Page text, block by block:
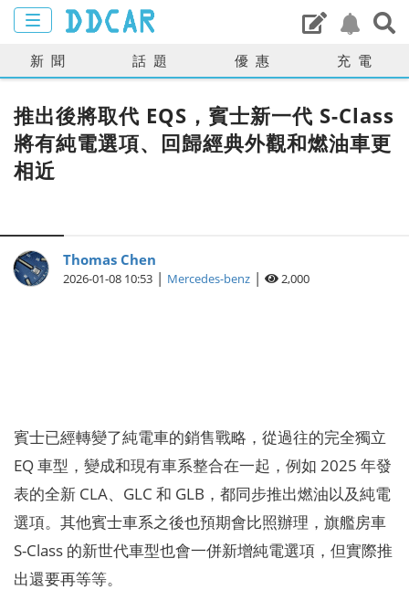
新聞 話題 優惠 充電
推出後將取代 EQS，賓士新一代 S-Class
將有純電選項、回歸經典外觀和燃油車更
相近
Thomas Chen
2026-01-08 10:53 | Mercedes-benz | 2,000
賓士已經轉變了純電車的銷售戰略，從過往的完全獨立
EQ 車型，變成和現有車系整合在一起，例如 2025 年發
表的全新 CLA、GLC 和 GLB，都同步推出燃油以及純電
選項。其他賓士車系之後也預期會比照辦理，旗艦房車
S-Class 的新世代車型也會一併新增純電選項，但實際推
出還要再等等。